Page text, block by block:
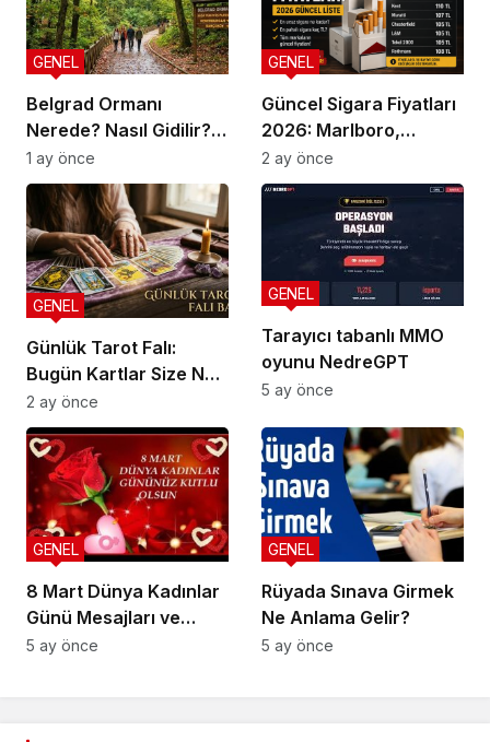
Belgrad Ormanı
Nerede? Nasıl Gidilir?
Güncel Gezi Rehberi
GENEL
1 ay önce
Güncel Sigara Fiyatları
2026: Marlboro,
Parliament, Winston,
Camel ve Tüm Sigara
Markalarının Zamlı
Fiyat Listesi
GENEL
2 ay önce
Günlük Tarot Falı:
Bugün Kartlar Size Ne
Söylüyor?
GENEL
2 ay önce
Tarayıcı tabanlı MMO
oyunu NedreGPT
GENEL
5 ay önce
8 Mart Dünya Kadınlar
Günü Mesajları ve
Sözleri
GENEL
5 ay önce
Rüyada Sınava Girmek
Ne Anlama Gelir?
GENEL
5 ay önce